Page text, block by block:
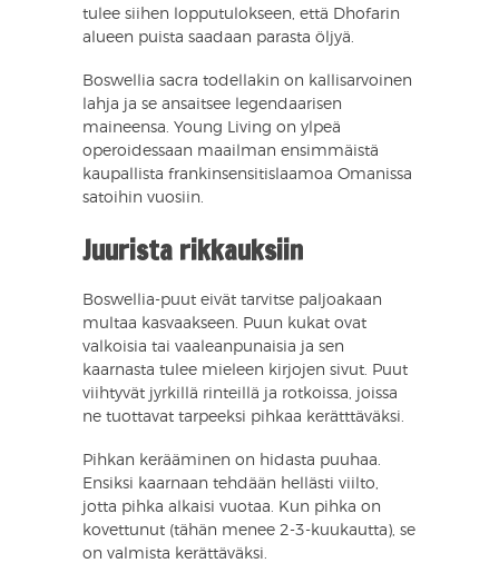
tulee siihen lopputulokseen, että Dhofarin
alueen puista saadaan parasta öljyä.
Boswellia sacra todellakin on kallisarvoinen
lahja ja se ansaitsee legendaarisen
maineensa. Young Living on ylpeä
operoidessaan maailman ensimmäistä
kaupallista frankinsensitislaamoa Omanissa
satoihin vuosiin.
Juurista rikkauksiin
Boswellia-puut eivät tarvitse paljoakaan
multaa kasvaakseen. Puun kukat ovat
valkoisia tai vaaleanpunaisia ja sen
kaarnasta tulee mieleen kirjojen sivut. Puut
viihtyvät jyrkillä rinteillä ja rotkoissa, joissa
ne tuottavat tarpeeksi pihkaa kerätttäväksi.
Pihkan kerääminen on hidasta puuhaa.
Ensiksi kaarnaan tehdään hellästi viilto,
jotta pihka alkaisi vuotaa. Kun pihka on
kovettunut (tähän menee 2-3-kuukautta), se
on valmista kerättäväksi.